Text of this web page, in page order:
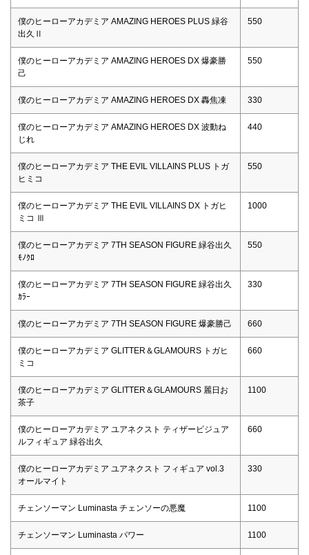
僕のヒーローアカデミア AMAZING HEROES PLUS 緑谷
出久Ⅱ
550
僕のヒーローアカデミア AMAZING HEROES DX 爆豪勝
己
550
僕のヒーローアカデミア AMAZING HEROES DX 轟焦凍 330
僕のヒーローアカデミア AMAZING HEROES DX 波動ね
じれ
440
僕のヒーローアカデミア THE EVIL VILLAINS PLUS トガ
ヒミコ
550
僕のヒーローアカデミア THE EVIL VILLAINS DX トガヒ
ミコ Ⅲ
1000
僕のヒーローアカデミア 7TH SEASON FIGURE 緑谷出久
ﾓﾉｸﾛ
550
僕のヒーローアカデミア 7TH SEASON FIGURE 緑谷出久
ｶﾗｰ
330
僕のヒーローアカデミア 7TH SEASON FIGURE 爆豪勝己 660
僕のヒーローアカデミア GLITTER＆GLAMOURS トガヒ
ミコ
660
僕のヒーローアカデミア GLITTER＆GLAMOURS 麗日お
茶子
1100
僕のヒーローアカデミア ユアネクスト ティザービジュア
ルフィギュア 緑谷出久
660
僕のヒーローアカデミア ユアネクスト フィギュア vol.3
オールマイト
330
チェンソーマン Luminasta チェンソーの悪魔 1100
チェンソーマン Luminasta パワー 1100